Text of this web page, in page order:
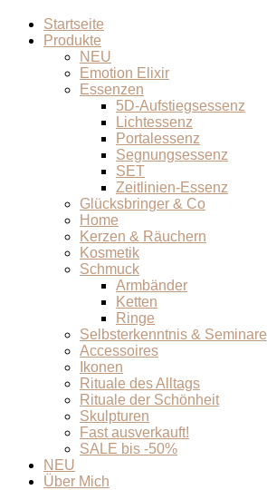
Startseite
Produkte
NEU
Emotion Elixir
Essenzen
5D-Aufstiegsessenz
Lichtessenz
Portalessenz
Segnungsessenz
SET
Zeitlinien-Essenz
Glücksbringer & Co
Home
Kerzen & Räuchern
Kosmetik
Schmuck
Armbänder
Ketten
Ringe
Selbsterkenntnis & Seminare
Accessoires
Ikonen
Rituale des Alltags
Rituale der Schönheit
Skulpturen
Fast ausverkauft!
SALE bis -50%
NEU
Über Mich